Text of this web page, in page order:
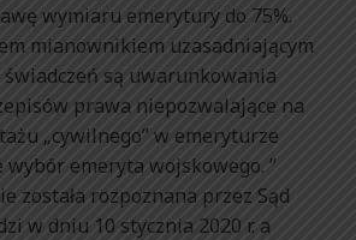
wymiaru emerytury do 75%.
mianownikiem uzasadniającym
świadczeń są uwarunkowania
prawa niepozwalające na
„cywilnego” w emeryturze
emeryta wojskowego. ”
została rozpoznana przez Sąd
w dniu 10 stycznia 2020 r. a